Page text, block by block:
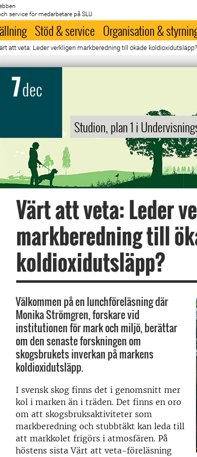
service för medarbetare på SLU
Stöd & service Organisation &
att veta: Leder verkligen markberedning till ökade koldioxidutsläpp?
7dec
Studion, plan 1 i
Värt att veta: Leder
markberedning till
koldioxidutsläpp?
Välkommen på en lunchföreläsning där
Monika Strömgren, forskare vid
institutionen för mark och miljö, berättar
om den senaste forskningen om
skogsbrukets inverkan på markens
koldioxidutsläpp.
I svensk skog finns det i genomsnitt mer
kol i marken än i träden. Det finns en oro
om att skogsbruksaktiviteter som
markberedning och stubbtäkt kan leda till
att markkolet frigörs i atmosfären. På
höstens sista Värt att veta-föreläsning